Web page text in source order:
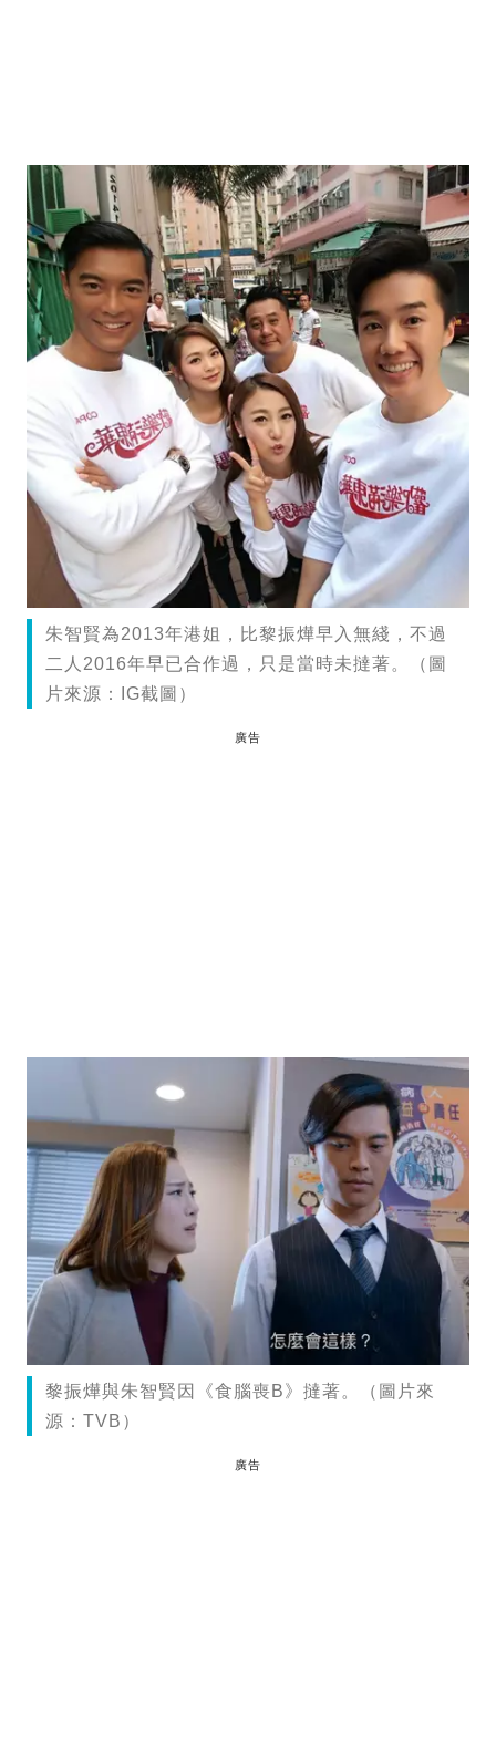
朱智賢為2013年港姐，比黎振燁早入無綫，不過
二人2016年早已合作過，只是當時未撻著。（圖
片來源：IG截圖）
廣告
黎振燁與朱智賢因《食腦喪B》撻著。（圖片來
源：TVB）
廣告